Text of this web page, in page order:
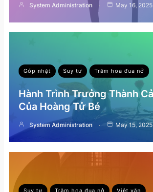
System Administration May 16, 2025
Góp nhặt Suy tư Trăm hoa đua nở
Hành Trình Trưởng Thành
Của Hoàng Tử Bé
System Administration May 15, 2025
Suy tư Trăm hoa đua nở Việt văn